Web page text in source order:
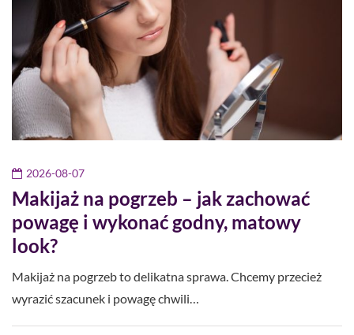
2026-08-07
Makijaż na pogrzeb – jak zachować
powagę i wykonać godny, matowy
look?
Makijaż na pogrzeb to delikatna sprawa. Chcemy przecież
wyrazić szacunek i powagę chwili…